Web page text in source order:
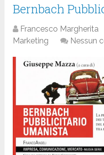
Bernbach
Francesco Margherita
Marketing
Nessun